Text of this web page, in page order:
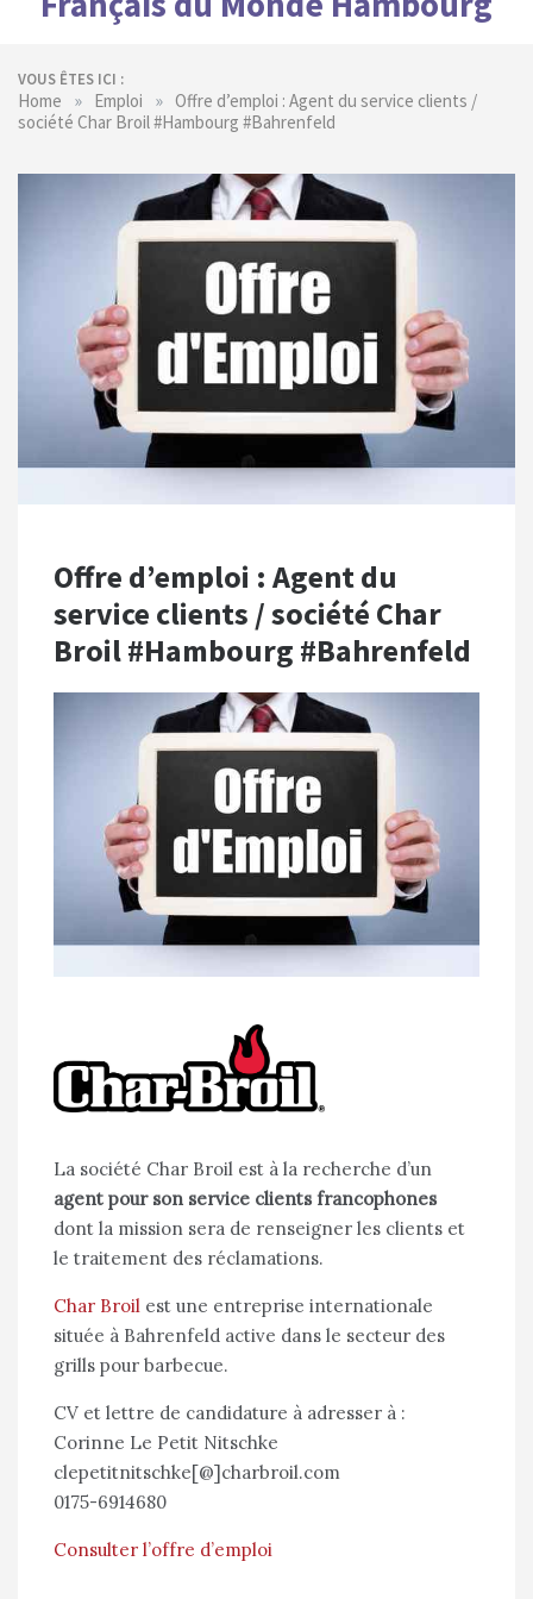
VOUS ÊTES ICI :
Home » Emploi » Offre d’emploi : Agent du service clients /
société Char Broil #Hambourg #Bahrenfeld
Offre d’emploi : Agent du
service clients / société Char
Broil #Hambourg #Bahrenfeld
La société Char Broil est à la recherche d’un
agent pour son service clients francophones
dont la mission sera de renseigner les clients et
le traitement des réclamations.
Char Broil est une entreprise internationale
située à Bahrenfeld active dans le secteur des
grills pour barbecue.
CV et lettre de candidature à adresser à :
Corinne Le Petit Nitschke
clepetitnitschke[@]charbroil.com
0175-6914680
Consulter l’offre d’emploi